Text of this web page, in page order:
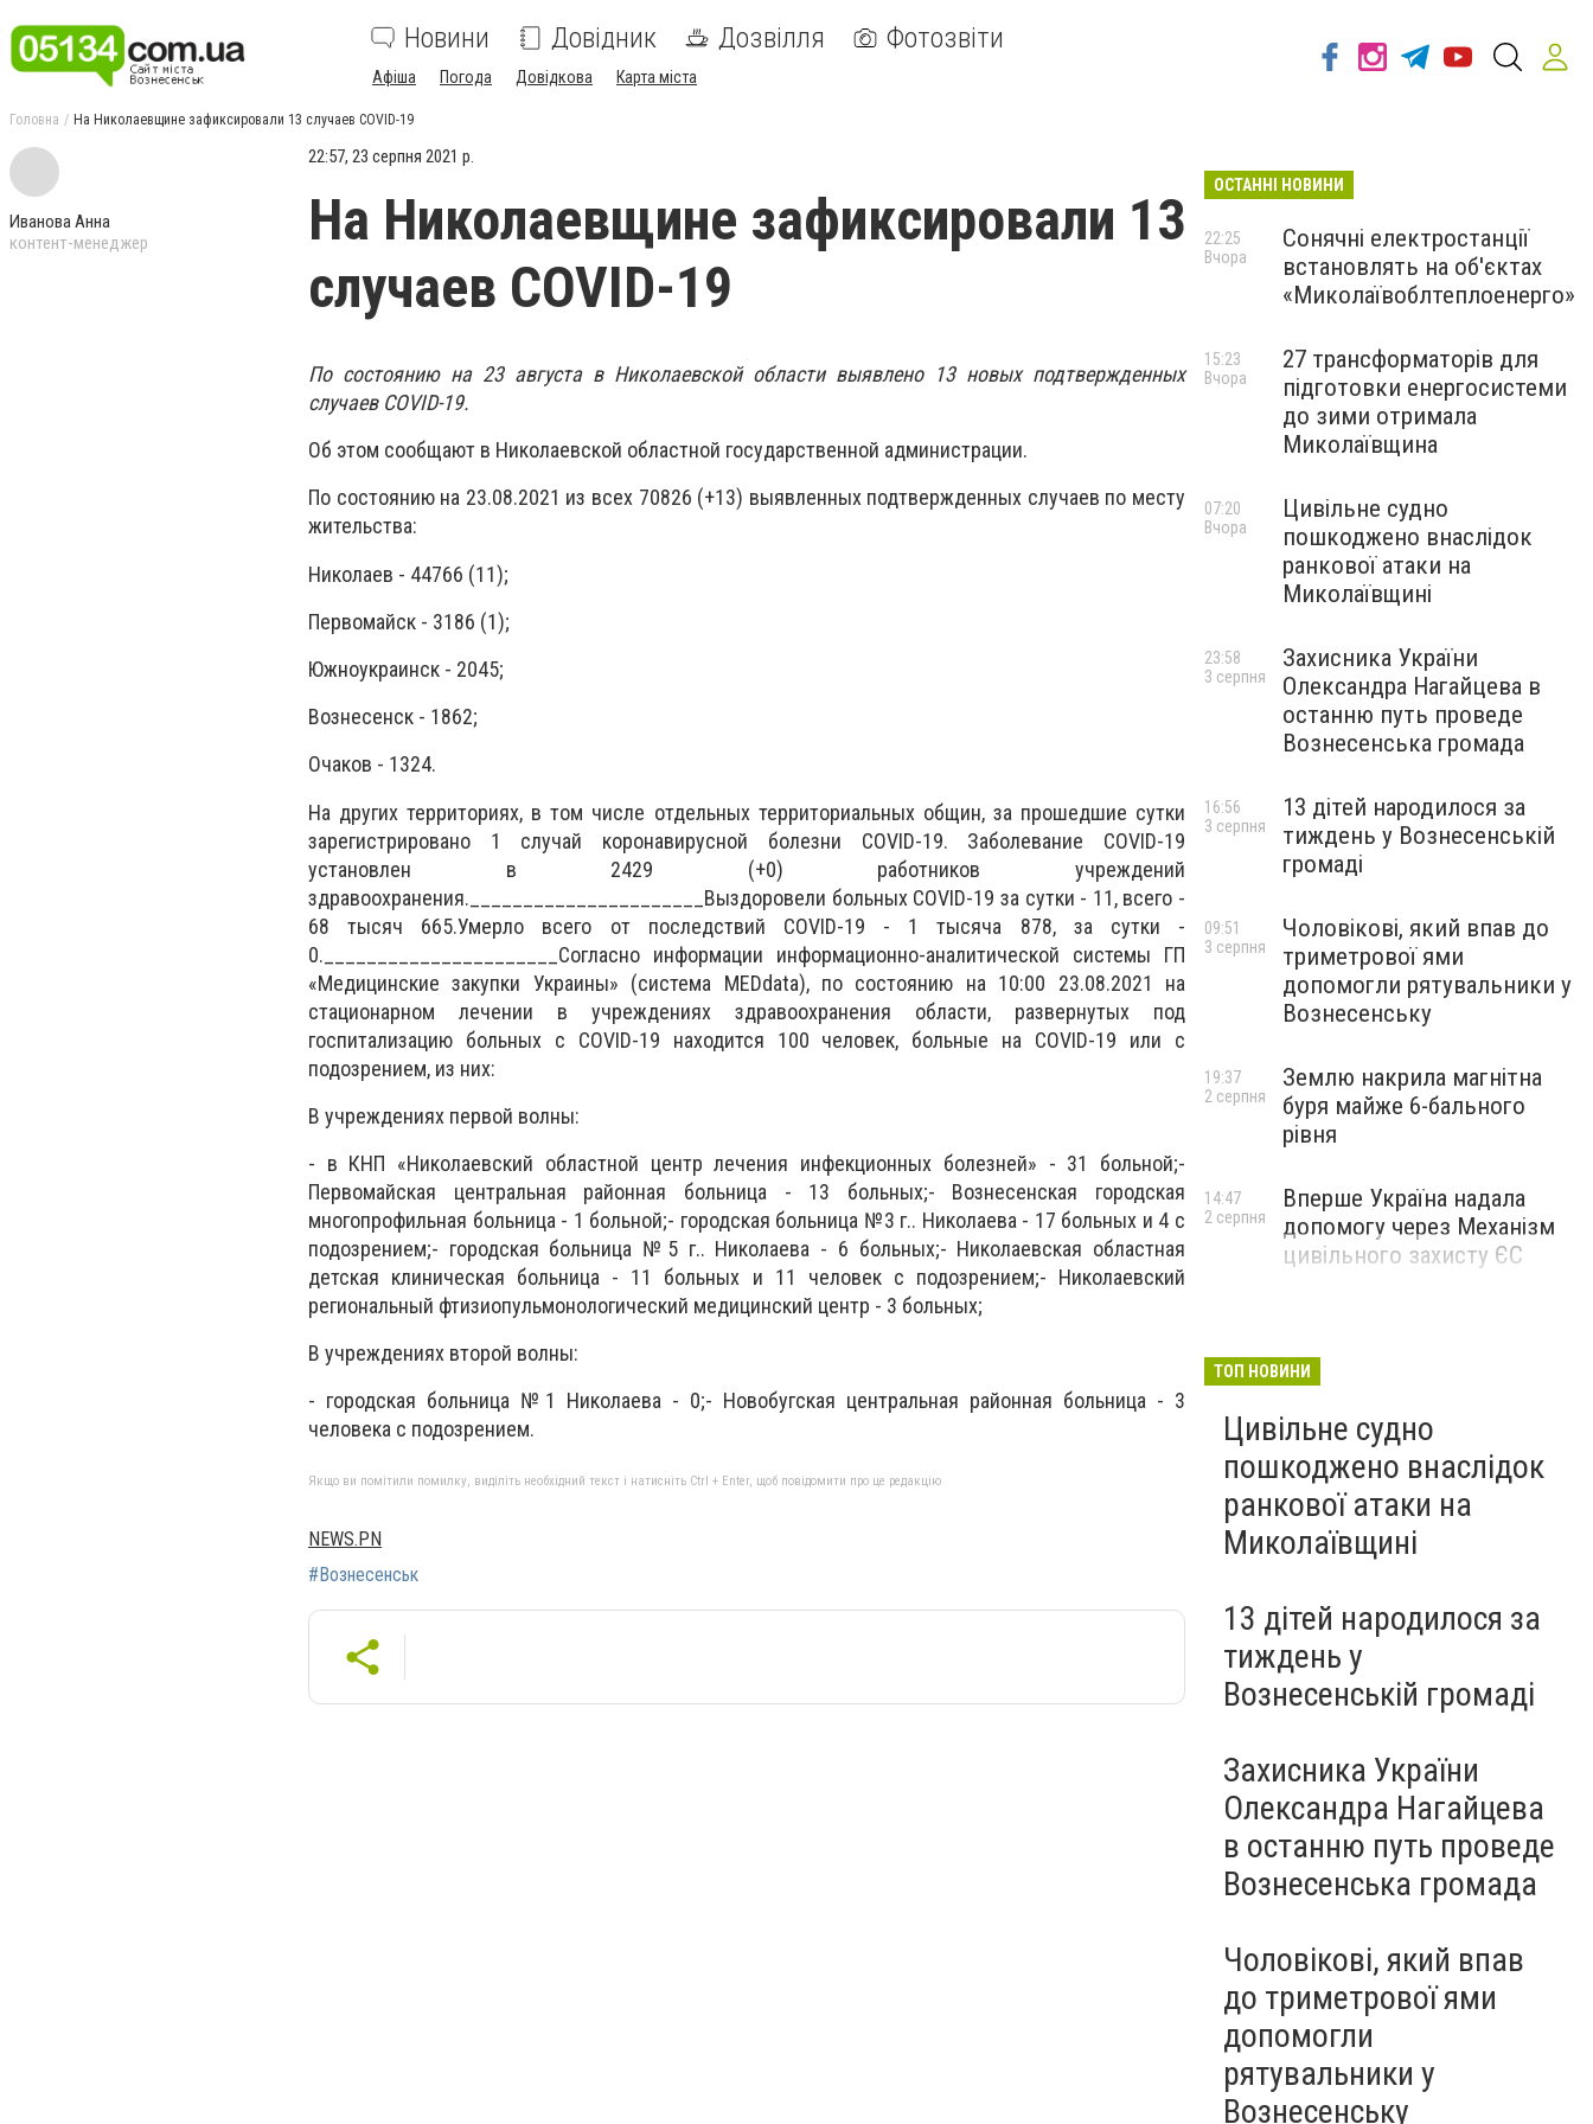
Новини Довідник Дозвілля Фотозвіти
Афіша Погода Довідкова Карта міста
Головна На Николаевщине зафиксировали 13 случаев COVID-19
Иванова Анна
контент-менеджер
22:57, 23 серпня 2021 р.
На Николаевщине зафиксировали 13
случаев COVID-19
По состоянию на 23 августа в Николаевской области выявлено 13 новых подтвержденных
случаев COVID-19.
Об этом сообщают в Николаевской областной государственной администрации.
По состоянию на 23.08.2021 из всех 70826 (+13) выявленных подтвержденных случаев по месту
жительства:
Николаев - 44766 (11);
Первомайск - 3186 (1);
Южноукраинск - 2045;
Вознесенск - 1862;
Очаков - 1324.
На других территориях, в том числе отдельных территориальных общин, за прошедшие сутки
зарегистрировано 1 случай коронавирусной болезни COVID-19. Заболевание COVID-19
установлен в 2429 (+0) работников учреждений
здравоохранения.______________________Выздоровели больных COVID-19 за сутки - 11, всего -
68 тысяч 665.Умерло всего от последствий COVID-19 - 1 тысяча 878, за сутки -
0.______________________Согласно информации информационно-аналитической системы ГП
«Медицинские закупки Украины» (система MEDdata), по состоянию на 10:00 23.08.2021 на
стационарном лечении в учреждениях здравоохранения области, развернутых под
госпитализацию больных с COVID-19 находится 100 человек, больные на COVID-19 или с
подозрением, из них:
В учреждениях первой волны:
- в КНП «Николаевский областной центр лечения инфекционных болезней» - 31 больной;-
Первомайская центральная районная больница - 13 больных;- Вознесенская городская
многопрофильная больница - 1 больной;- городская больница №3 г.. Николаева - 17 больных и 4 с
подозрением;- городская больница №5 г.. Николаева - 6 больных;- Николаевская областная
детская клиническая больница - 11 больных и 11 человек с подозрением;- Николаевский
региональный фтизиопульмонологический медицинский центр - 3 больных;
В учреждениях второй волны:
- городская больница №1 Николаева - 0;- Новобугская центральная районная больница - 3
человека с подозрением.
Якщо ви помітили помилку, виділіть необхідний текст і натисніть Ctrl + Enter, щоб повідомити про це редакцію
NEWS.PN
#Вознесенськ
ОСТАННІ НОВИНИ
Сонячні електростанції
встановлять на об'єктах
«Миколаївоблтеплоенерго»
22:25
Вчора
27 трансформаторів для
підготовки енергосистеми
до зими отримала
Миколаївщина
15:23
Вчора
Цивільне судно
пошкоджено внаслідок
ранкової атаки на
Миколаївщині
07:20
Вчора
Захисника України
Олександра Нагайцева в
останню путь проведе
Вознесенська громада
23:58
3 серпня
13 дітей народилося за
тиждень у Вознесенській
громаді
16:56
3 серпня
Чоловікові, який впав до
триметрової ями
допомогли рятувальники у
Вознесенську
09:51
3 серпня
Землю накрила магнітна
буря майже 6-бального
рівня
19:37
2 серпня
Вперше Україна надала
допомогу через Механізм
цивільного захисту ЄС
14:47
2 серпня
ТОП НОВИНИ
Цивільне судно
пошкоджено внаслідок
ранкової атаки на
Миколаївщині
13 дітей народилося за
тиждень у
Вознесенській громаді
Захисника України
Олександра Нагайцева
в останню путь проведе
Вознесенська громада
Чоловікові, який впав
до триметрової ями
допомогли
рятувальники у
Вознесенську